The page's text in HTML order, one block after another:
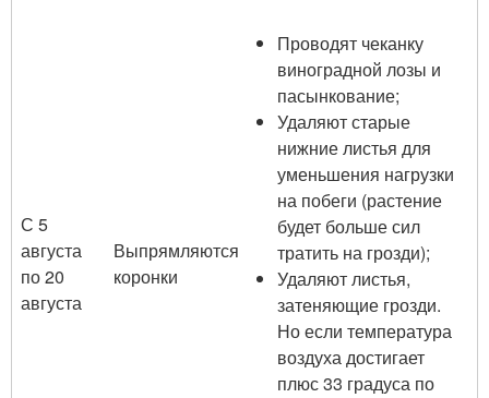
С 5
августа
по 20
августа
Выпрямляются
коронки
Проводят чеканку
виноградной лозы и
пасынкование;
Удаляют старые
нижние листья для
уменьшения нагрузки
на побеги (растение
будет больше сил
тратить на грозди);
Удаляют листья,
затеняющие грозди.
Но если температура
воздуха достигает
плюс 33 градуса по